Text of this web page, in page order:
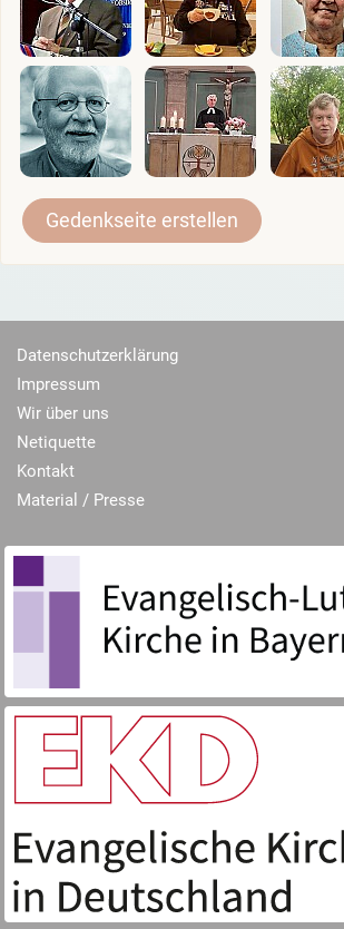
Gedenkseite erstellen
Datenschutzerklärung
Impressum
Wir über uns
Netiquette
Kontakt
Material / Presse